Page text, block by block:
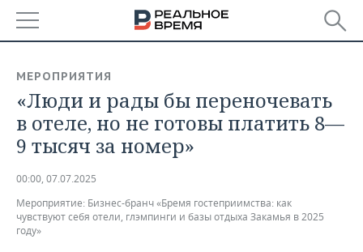
БАШКОРТОСТАН
ТАТАРСТАН
НОВОСТИ
АНАЛИТИКА
ДЕКЛАРАЦИИ О ДОХОДАХ
НОВОСТИ ЭКОНОМИКИ
ПРОМЫШЛЕННОСТЬ
МЕРОПРИЯТИЯ
«Люди и рады бы переночевать
в отеле, но не готовы платить 8—
9 тысяч за номер»
00:00, 07.07.2025
Мероприятие: Бизнес-бранч «Бремя гостеприимства: как
чувствуют себя отели, глэмпинги и базы отдыха Закамья в 2025
году»